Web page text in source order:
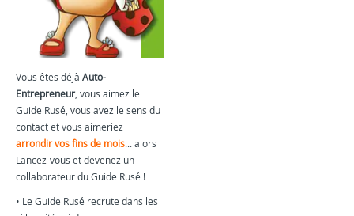
Vous êtes déjà Auto-
Entrepreneur, vous aimez le
Guide Rusé, vous avez le sens du
contact et vous aimeriez
arrondir vos fins de mois... alors
Lancez-vous et devenez un
collaborateur du Guide Rusé !
• Le Guide Rusé recrute dans les